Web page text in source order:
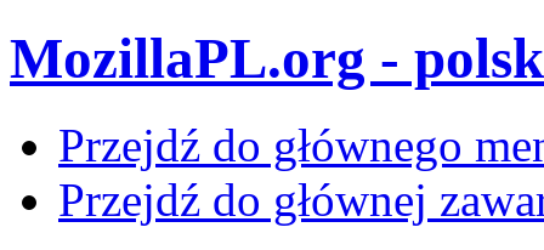
MozillaPL.org -
Przejdź do głównego
Przejdź do głównej